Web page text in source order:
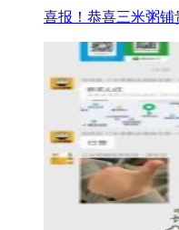
喜报！恭喜三米粥铺